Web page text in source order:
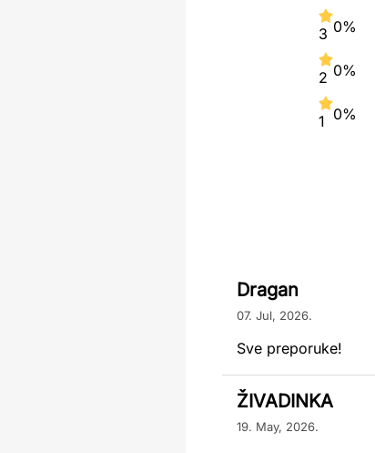
3 0%
2 0%
1 0%
Dragan
07. Jul, 2026.
Sve preporuke!
ŽIVADINKA
19. May, 2026.